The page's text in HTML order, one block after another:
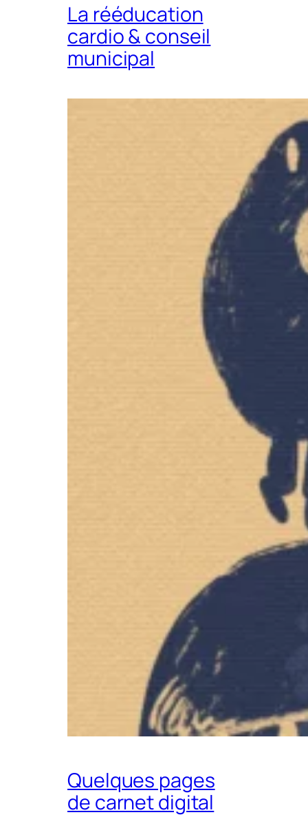
La rééducation
cardio & conseil
municipal
Quelques pages
de carnet digital